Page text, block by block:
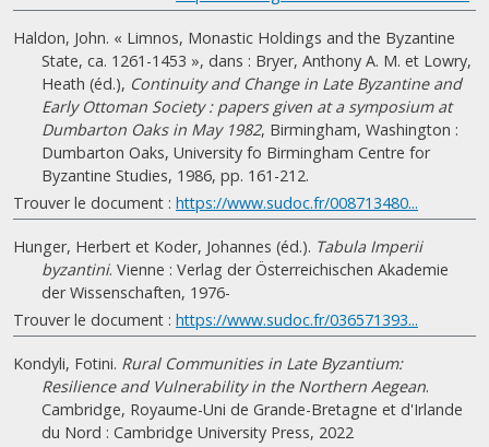
Haldon, John. « Limnos, Monastic Holdings and the Byzantine
State, ca. 1261-1453 », dans : Bryer, Anthony A. M. et Lowry,
Heath (éd.), Continuity and Change in Late Byzantine and
Early Ottoman Society : papers given at a symposium at
Dumbarton Oaks in May 1982, Birmingham, Washington :
Dumbarton Oaks, University fo Birmingham Centre for
Byzantine Studies, 1986, pp. 161-212.
Trouver le document : https://www.sudoc.fr/008713480...
Hunger, Herbert et Koder, Johannes (éd.). Tabula Imperii
byzantini. Vienne : Verlag der Österreichischen Akademie
der Wissenschaften, 1976-
Trouver le document : https://www.sudoc.fr/036571393...
Kondyli, Fotini. Rural Communities in Late Byzantium:
Resilience and Vulnerability in the Northern Aegean.
Cambridge, Royaume-Uni de Grande-Bretagne et d'Irlande
du Nord : Cambridge University Press, 2022